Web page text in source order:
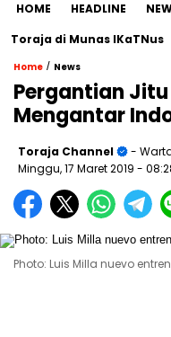
HOME HEADLINE
di Munas IKaTNus
Home / News
Pergantian
Mengantar
Toraja Channel
-
Minggu, 17 Maret 2019 -
Photo: Luis Milla nuevo